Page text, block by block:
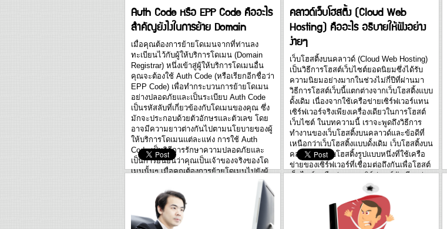
Auth Code หรือ EPP Code คืออะไร
สำคัญยังไงในการย้าย Domain
เมื่อคุณต้องการย้ายโดเมนจากที่ท่านลง
ทะเบียนไว้กับผู้ให้บริการโดเมน (Domain
Registrar) หนึ่งเข้าสู่ผู้ให้บริการโดเมนอื่น
คุณจะต้องใช้ Auth Code (หรือเรียกอีกชื่อว่า
EPP Code) เพื่อทำกระบวนการย้ายโดเมน
อย่างปลอดภัยและเป็นระเบียบ Auth Code
เป็นรหัสลับที่เกี่ยวข้องกับโดเมนของคุณ ซึ่ง
มักจะประกอบด้วยตัวอักษรและตัวเลข โดย
อาจมีความยาวต่างกันไปตามนโยบายของผู้
ให้บริการโดเมนแต่ละแห่ง การใช้ Auth
Code เป็นวิธีการรักษาความปลอดภัยและ
เป็นการยืนยันว่าคุณเป็นเจ้าของจริงของโด
เมนนั้นๆ เมื่อคุณต้องการย้ายโดเมนไปยังผู้
ให้บริการโดเมนอื่น คุณจะต้องร้องขอ Auth
Code จากผู้ให้บริการโดเมนปัจจุบันของคุณ
กระบวนการที่ใช้ในการร้องขอ Auth Code
อาจแตกต่างไปตามนโยบายของแต่ละผู้ให้
บริการ...
คลาวด์เว็บโฮสติ้ง (Cloud Web
Hosting) คืออะไร อธิบายให้ฟังอย่าง
ง่ายๆ
เว็บโฮสติ้งบนคลาวด์ (Cloud Web Hosting)
เป็นวิธีการโฮสต์เว็บไซต์ยอดนิยมซึ่งได้รับ
ความนิยมอย่างมากในช่วงไม่กี่ปีที่ผ่านมา
วิธีการโฮสต์เว็บนี้แตกต่างจากเว็บโฮสติ้งแบบ
ดั้งเดิม เนื่องจากใช้เครือข่ายเซิร์ฟเวอร์แทน
เซิร์ฟเวอร์จริงเพียงเครื่องเดียวในการโฮสต์
เว็บไซต์ ในบทความนี้ เราจะพูดถึงวิธีการ
ทำงานของเว็บโฮสติ้งบนคลาวด์และข้อดีที่
เหนือกว่าเว็บโฮสติ้งแบบดั้งเดิม เว็บโฮสติ้งบน
คลาวด์เป็นเว็บโฮสติ้งรูปแบบหนึ่งที่ใช้เครือ
ข่ายของเซิร์ฟเวอร์ที่เชื่อมต่อถึงกันเพื่อโฮสต์
เว็บไซต์ เครือข่ายของเซิร์ฟเวอร์มักเรียกว่า
"คลาวด์" และผู้ให้บริการโฮสติ้งมีหน้าที่รับ
ผิดชอบในการจัดการและบำรุงรักษา
โครงสร้างพื้นฐานคลาวด์นี้...